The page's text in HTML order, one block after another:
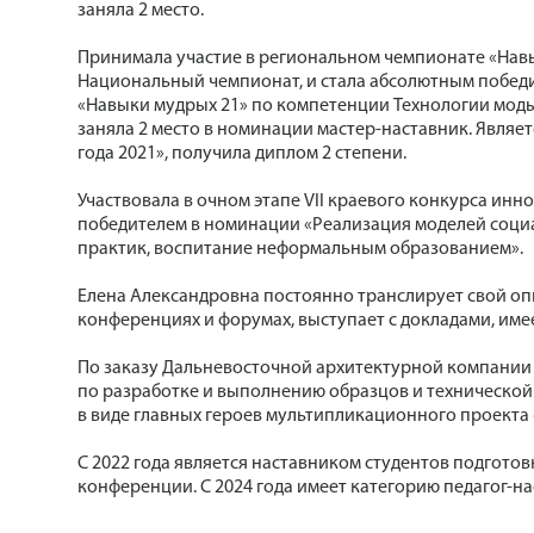
заняла 2 место.
Принимала участие в региональном чемпионате
Национальный чемпионат, и стала абсолютным
«Навыки мудрых 21» по компетенции Технологии
заняла 2 место в номинации мастер-наставник.
года 2021», получила диплом 2 степени.
Участвовала в очном этапе VII краевого конкурса
победителем в номинации «Реализация моделей
практик, воспитание неформальным образованием».
Елена Александровна постоянно транслирует свой
конференциях и форумах, выступает с докладами,
По заказу Дальневосточной архитектурной
по разработке и выполнению образцов и
в виде главных героев мультипликационного проекта
С 2022 года является наставником студентов
конференции. С 2024 года имеет категорию педагог-